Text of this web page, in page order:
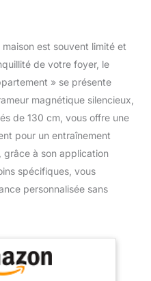
maison est souvent limité et
de votre foyer, le
» se présente
magnétique silencieux,
de 130 cm, vous offre une
pour un entraînement
à son application
spécifiques, vous
personnalisée sans